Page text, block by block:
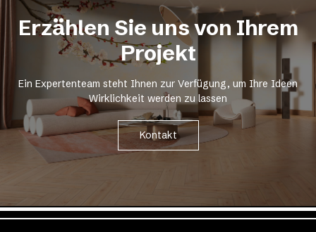
Erzählen Sie uns von Ihrem
Projekt
Ein Expertenteam steht Ihnen zur Verfügung, um Ihre Ideen
Wirklichkeit werden zu lassen
Kontakt